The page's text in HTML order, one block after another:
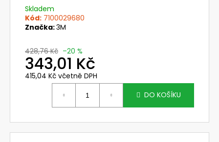
Skladem
Kód: 7100029680
Značka:3M
428,76 Kč –20 %
343,01 Kč
415,04 Kč včetně DPH
DO KOŠÍKU
SOUPRAVA
S